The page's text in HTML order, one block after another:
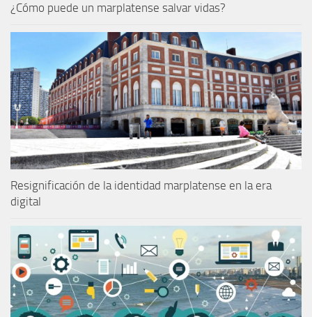
¿Cómo puede un marplatense salvar vidas?
Resignificación de la identidad marplatense en la era
digital